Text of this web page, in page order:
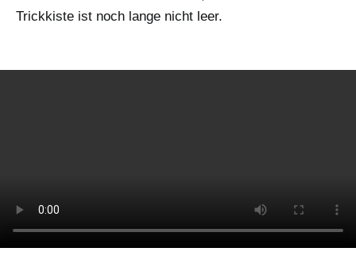
Trickkiste ist noch lange nicht leer.